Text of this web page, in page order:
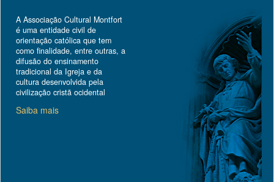
A Associação Cultural Montfort
é uma entidade civil de
orientação católica que tem
como finalidade, entre outras, a
difusão do ensinamento
tradicional da Igreja e da
cultura desenvolvida pela
civilização cristã ocidental
Saiba mais